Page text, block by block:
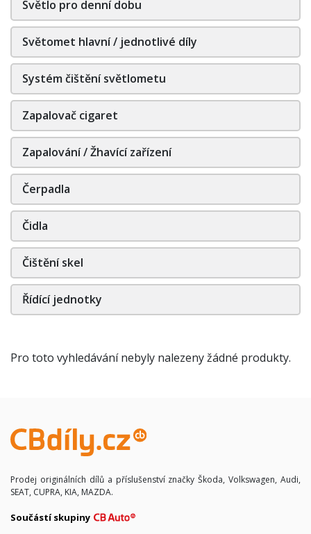
Světlo pro denní dobu
Světomet hlavní / jednotlivé díly
Systém čištění světlometu
Zapalovač cigaret
Zapalování / Žhavící zařízení
Čerpadla
Čidla
Čištění skel
Řídící jednotky
Pro toto vyhledávání nebyly nalezeny žádné produkty.
Prodej originálních dílů a příslušenství značky Škoda, Volkswagen, Audi,
SEAT, CUPRA, KIA, MAZDA.
Součástí skupiny